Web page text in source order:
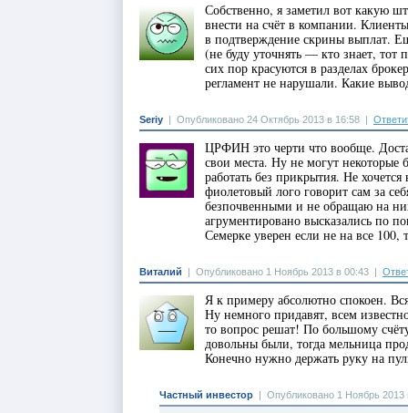
Собственно, я заметил вот какую
внести на счёт в компании.
в подтверждение скрины выплат.
(не буду уточнять — кто знает, тот
сих пор красуются в разделах
регламент не нарушали. Какие
Seriy | Опубликовано 24 Октябрь 2013 в 16:58 |
ЦРФИН это черти что вообще.
свои места. Ну не могут
работать без прикрытия. Не
фиолетовый лого говорит сам за
безпочвенными и не обращаю на
агрументировано высказались по
Семерке уверен если не на все 100,
Виталий | Опубликовано 1 Ноябрь 2013 в 00:43 |
Я к примеру абсолютно спокоен.
Ну немного придавят, всем
то вопрос решат! По большому
довольны были, тогда мельница
Конечно нужно держать руку на
Частный инвестор | Опубликовано 1 Ноябрь 2013